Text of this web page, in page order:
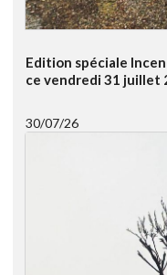
Edition spéciale
ce vendredi 31 juillet
30/07/26